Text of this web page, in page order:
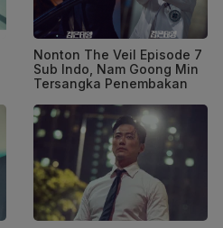
Nonton The Veil Episode 7
Sub Indo, Nam Goong Min
Tersangka Penembakan